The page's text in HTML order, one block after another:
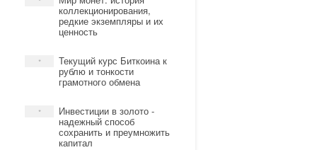
коллекционирования,
редкие экземпляры и их
ценность
* Текущий курс Биткоина к
рублю и тонкости
грамотного обмена
* Инвестиции в золото -
надежный способ
сохранить и преумножить
капитал